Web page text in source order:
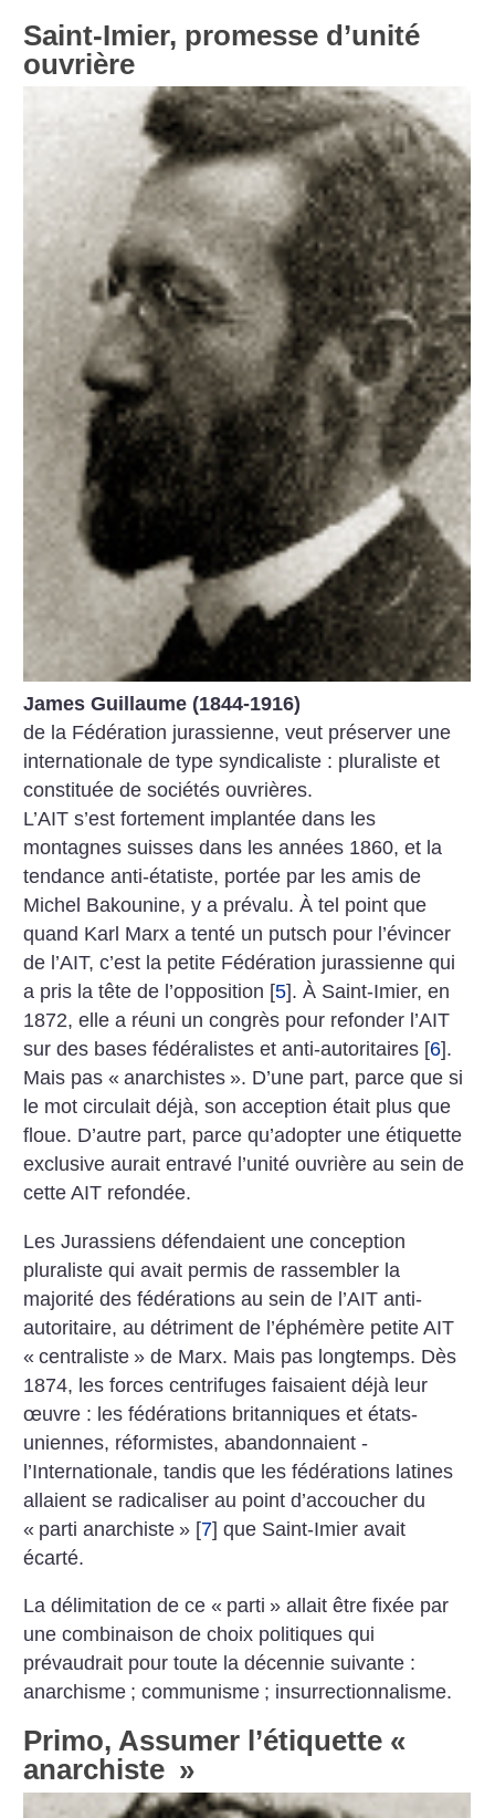
Saint-Imier, promesse d’unité
ouvrière
James Guillaume (1844-1916)
de la Fédération jurassienne, veut préserver une
internationale de type syndicaliste : pluraliste et
constituée de sociétés ouvrières.
L’AIT s’est fortement implantée dans les
montagnes suisses dans les années 1860, et la
tendance anti-étatiste, portée par les amis de
Michel Bakounine, y a prévalu. À tel point que
quand Karl Marx a tenté un putsch pour ­l’évincer
de l’AIT, c’est la petite Fédération jurassienne qui
a pris la tête de l’opposition [5]. À Saint-Imier, en
1872, elle a réuni un congrès pour refonder l’AIT
sur des bases fédéralistes et anti-autoritaires [6].
Mais pas « anarchistes ». D’une part, parce que si
le mot circulait déjà, son acception était plus que
floue. D’autre part, parce qu’adopter une étiquette
exclusive aurait entravé l’unité ouvrière au sein de
cette AIT refondée.
Les Jurassiens défendaient une conception
pluraliste qui avait permis de rassembler la
majorité des fédérations au sein de l’AIT anti-
autoritaire, au détriment de l’éphémère petite AIT
« centraliste » de Marx. Mais pas longtemps. Dès
1874, les ­forces centri­fuges faisaient déjà leur
œuvre : les fédérations ­britanniques et états-
uniennes, réformistes, abandonnaient ­
l’Internationale, tandis que les fédérations latines
allaient se radicaliser au point d’accoucher du
« parti anarchiste » [7] que Saint-Imier avait
écarté.
La délimitation de ce « parti » allait être fixée par
une combinaison de choix politiques qui
prévaudrait pour toute la décennie suivante :
anarchisme ; communisme ; insurrectionnalisme.
Primo, Assumer l’étiquette «
anarchiste »